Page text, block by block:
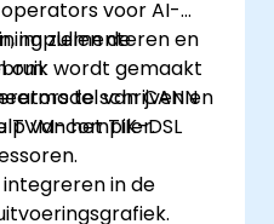
voor AI-
implementeren en
wordt gemaakt
van CANN
TVM-compiler.
zullen de
om:
te schrijven en
van het TIK-DSL
in de